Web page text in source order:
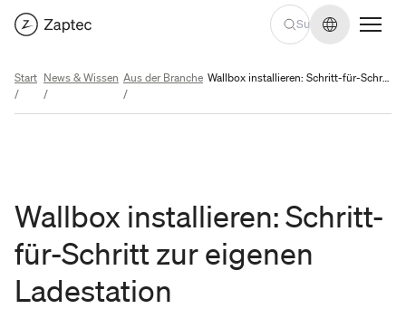
Sprache
Start
/
News & Wissen
/
Aus der Branche
/
Wallbox installieren: Schritt-für-Schritt zur eigenen Ladestation
Wallbox installieren: Schritt-
für-Schritt zur eigenen
Ladestation